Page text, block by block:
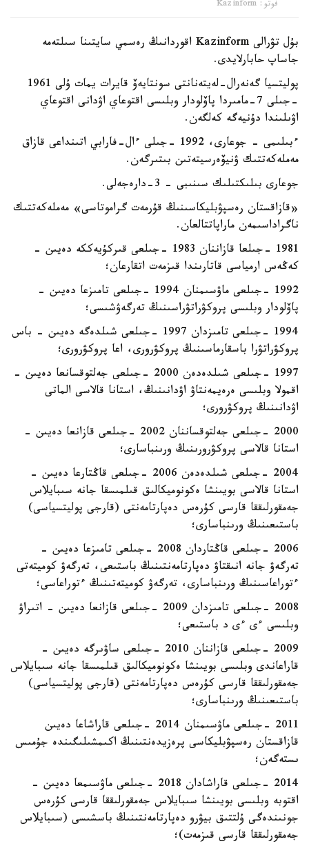
فوتو: Kazinform
بۇل تۋرالى Kazinform اقوردانىڭ رەسمي سايتىنا سىلتەمە
جاساپ حابارلايدى.
پوليتسيا گەنەرال-لەيتەنانتى سونتايەۆ قايرات يمات ۇلى 1961
-جىلى 7-مامىردا پاۆلودار وبلىسى اقتوعاي اۋدانى اقتوعاي
اۋىلىندا دۇنيەگە كەلگەن.
ءبىلىمى - جوعارى، 1992 -جىلى ءال-فارابي اتىنداعى قازاق
مەملەكەتتىك ۋنيۆەرسيتەتىن بىتىرگەن.
جوعارى بىلىكتىلىك سىنىبى – 3-دارەجەلى.
«قازاقستان رەسپۋبليكاسىنىڭ قۇرمەت گراموتاسى» مەملەكەتتىك
ناگراداسىمەن ماراپاتتالعان.
1981 -جىلعا قازاننان 1983 -جىلعى قىركۇيەككە دەيىن -
كەڭەس ارمياسى قاتارىندا قىزمەت اتقارعان؛
1992 -جىلعى ماۋسىمنان 1994 -جىلعى تامىزعا دەيىن -
پاۆلودار وبلىسى پروكۋراتۋراسىنىڭ تەرگەۋشىسى؛
1994 -جىلعى تامىزدان 1997 -جىلعى شىلدەگە دەيىن - باس
پروكۋراتۋرا باسقارماسىنىڭ پروكۋرورى، اعا پروكۋرورى؛
1997 -جىلعى شىلدەدەن 2000 -جىلعى جەلتوقسانعا دەيىن -
اقمولا وبلىسى ەرەيمەنتاۋ اۋدانىنىڭ، استانا قالاسى الماتى
اۋدانىنىڭ پروكۋرورى؛
2000 -جىلعى جەلتوقساننان 2002 -جىلعى قازانعا دەيىن -
استانا قالاسى پروكۋرورىنىڭ ورىنباسارى؛
2004 -جىلعى شىلدەدەن 2006 -جىلعى قاڭتارعا دەيىن -
استانا قالاسى بويىنشا ەكونوميكالىق قىلمىسقا جانە سىبايلاس
جەمقورلىققا قارسى كۇرەس دەپارتامەنتى (قارجى پوليتسياسى)
باستىعىنىڭ ورىنباسارى؛
2006 -جىلعى قاڭتاردان 2008 -جىلعى تامىزعا دەيىن -
تەرگەۋ جانە انىقتاۋ دەپارتامەنتىنىڭ باستىعى، تەرگەۋ كوميتەتى
ءتوراعاسىنىڭ ورىنباسارى، تەرگەۋ كوميتەتىنىڭ ءتوراعاسى؛
2008 -جىلعى تامىزدان 2009 -جىلعى قازانعا دەيىن - اتىراۋ
وبلىسى ءى ءى د باستىعى؛
2009 -جىلعى قازاننان 2010 -جىلعى ساۋىرگە دەيىن -
قاراعاندى وبلىسى بويىنشا ەكونوميكالىق قىلمىسقا جانە سىبايلاس
جەمقورلىققا قارسى كۇرەس دەپارتامەنتى (قارجى پوليتسياسى)
باستىعىنىڭ ورىنباسارى؛
2011 -جىلعى ماۋسىمنان 2014 -جىلعى قاراشاعا دەيىن
قازاقستان رەسپۋبليكاسى پرەزيدەنتىنىڭ اكىمشىلىگىندە جۇمىس
ىستەگەن؛
2014 -جىلعى قاراشادان 2018 -جىلعى ماۋسىمعا دەيىن -
اقتوبە وبلىسى بويىنشا سىبايلاس جەمقورلىققا قارسى كۇرەس
جونىندەگى ۇلتتىق بيۋرو دەپارتامەنتىنىڭ باسشىسى (سىبايلاس
جەمقورلىققا قارسى قىزمەت)؛